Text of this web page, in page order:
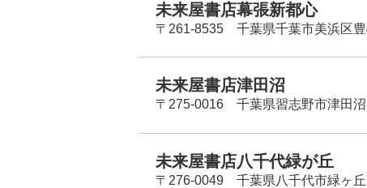
未来屋書店幕張新都心
〒261-8535 千葉県千葉市美浜区
未来屋書店津田沼
〒275-0016 千葉県習志野市津田
未来屋書店八千代緑が丘
〒276-0049 千葉県八千代市緑ヶ